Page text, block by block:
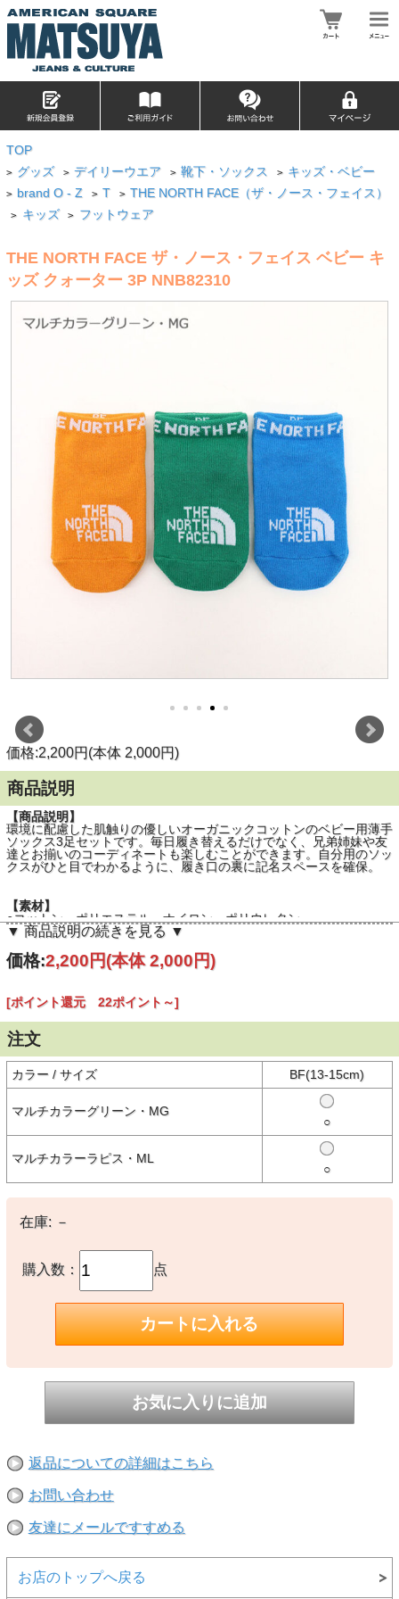
TOP
> グッズ > デイリーウエア > 靴下・ソックス > キッズ・ベビー
> brand O - Z > T > THE NORTH FACE（ザ・ノース・フェイス）
> キッズ > フットウェア
THE NORTH FACE ザ・ノース・フェイス ベビー キ
ッズ クォーター 3P NNB82310
価格:2,200円(本体 2,000円)
商品説明
【商品説明】
環境に配慮した肌触りの優しいオーガニックコットンのベビー用薄手
ソックス3足セットです。毎日履き替えるだけでなく、兄弟姉妹や友
達とお揃いのコーディネートも楽しむことができます。自分用のソッ
クスがひと目でわかるように、履き口の裏に記名スペースを確保。
【素材】
○コットン、ポリエステル、ナイロン、ポリウレタン
【生産国】
【備考】
-
※撮影時の環境やご使用のPCモニター等の環境により実際の色味と
多少異なる場合があります。
※当店取扱い商品は一部店頭在庫と共有をしております。
ご注文時に「在庫あり」の表示でも、実際は売り違いにより欠品が発
生し、やむをえずご注文をキャンセルさせていただく場合がございま
す。完売や欠品の場合は大変ご迷惑をおかけしますが、予めご了承の
うえ注文いただきますようお願い申し上げます。
▼ 商品説明の続きを見る ▼
価格:2,200円(本体 2,000円)
[ポイント還元 22ポイント～]
注文
カラー / サイズ BF(13-15cm)
マルチカラーグリーン・MG
○
マルチカラーラピス・ML
○
在庫: －
購入数： 点
返品についての詳細はこちら
お問い合わせ
友達にメールですすめる
お店のトップへ戻る